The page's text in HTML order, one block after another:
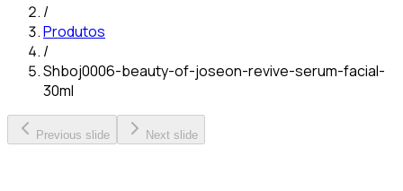
/
Produtos
/
Shboj0006-beauty-of-joseon-revive-serum-facial-
30ml
Previous slide Next slide